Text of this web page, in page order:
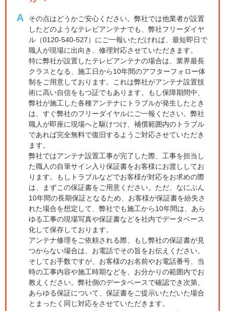
A
その点はどうかご安心ください。弊社では他業者が設置
したどのようなテレビアンテナでも、弊社フリーダイヤ
ル（0120-540-527）にご一報いただければ、最短即日で
職人が現場に出向き、修理対応させていただきます。
特に弊社が設置したテレビアンテナの場合は、業界最長
クラスとなる、施工日から10年間のアフターフォロー体
制をご用意しております。これは弊社がアンテナ設置技
術に高い自信をもつ証でもあります。もし保障期間中、
弊社が施工した各種アンテナにトラブルが発生したとき
は、すぐ弊社のフリーダイヤルにご一報ください。弊社
職人が即座に現場へと駆けつけ、補償範囲内のトラブル
であれば完全無料で復旧するようご対応させていただき
ます。
弊社ではアンテナ設置工事が完了した際、工事を担当し
た職人の自筆サイン入り保証書をお客様にお渡ししてお
ります。もしトラブルなどでお客様が対応をお求めの際
は、まずこの保証書をご用意ください。ただ、なにぶん
10年間の長期保証となるため、お客様が保証書を紛失さ
れた場合を想定して、弊社でも施工から10年間は、あら
ゆる工事の現場写真や保証書などを社内でデータベース
化して保存しております。
アンテナ修理をご依頼される際、もし弊社の保証書が見
つからない場合は、お電話でその旨をお伝えください。
そしてお手数ですが、お客様のお名前やお電話番号、当
時の工事内容や施工時期などを、お分かりの範囲内でお
教えください。弊社側のデータベースで確認でき次第、
あらゆる保証について、保証書をご提示いただいた場合
とまったく同じ対応をさせていただきます。